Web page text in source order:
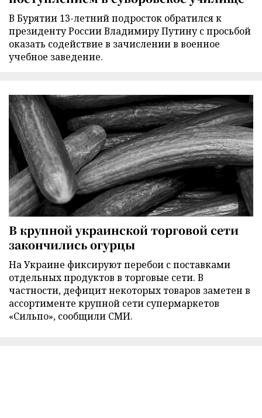
В Бурятии 13-летний подросток обратился к
президенту России Владимиру Путину с просьбой
оказать содействие в зачислении в военное
учебное заведение.
В крупной украинской торговой сети
закончились огурцы
На Украине фиксируют перебои с поставками
отдельных продуктов в торговые сети. В
частности, дефицит некоторых товаров заметен в
ассортименте крупной сети супермаркетов
«Сильпо», сообщили СМИ.